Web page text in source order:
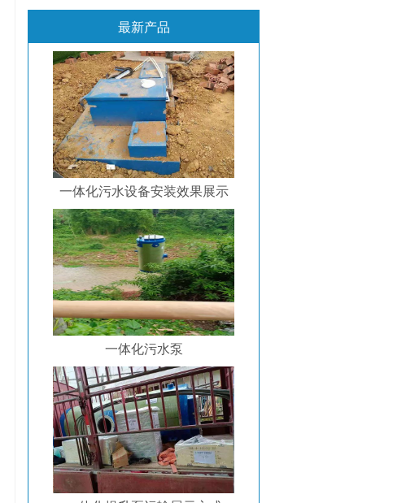
最新产品
一体化污水设备安装效果展示
一体化污水泵